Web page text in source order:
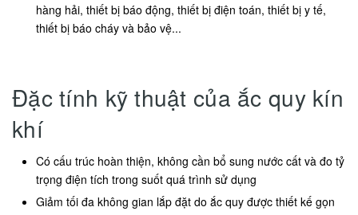
hàng hải, thiết bị báo động, thiết bị điện toán, thiết bị y tế,
thiết bị báo cháy và bảo vệ...
Đặc tính kỹ thuật của ắc quy kín
khí
Có cấu trúc hoàn thiện, không cần bổ sung nước cất và đo tỷ
trọng điện tích trong suốt quá trình sử dụng
Giảm tối đa không gian lắp đặt do ắc quy được thiết kế gọn